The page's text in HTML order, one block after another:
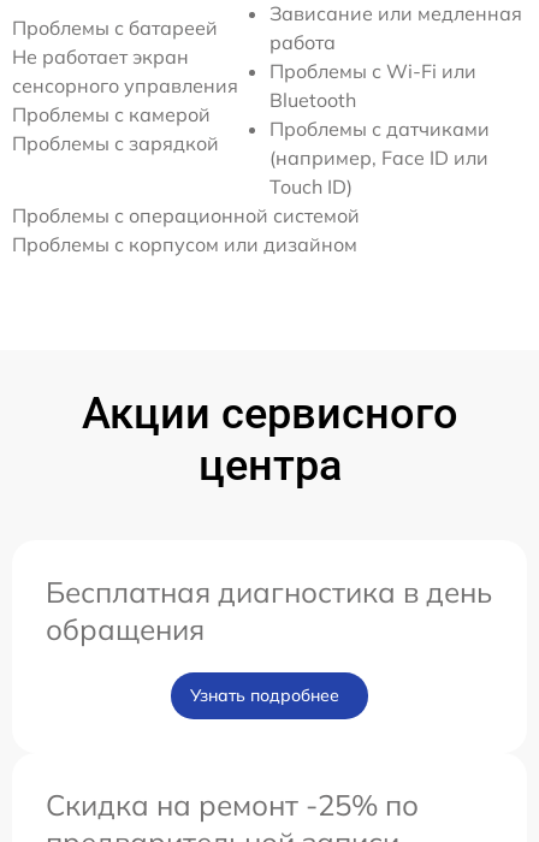
Проблемы с батареей
Не работает экран
сенсорного управления
Проблемы с камерой
Проблемы с зарядкой
Зависание или медленная
работа
Проблемы с Wi-Fi или
Bluetooth
Проблемы с датчиками
(например, Face ID или
Touch ID)
Проблемы с операционной системой
Проблемы с корпусом или дизайном
Акции сервисного
центра
Бесплатная диагностика в день
обращения
Узнать подробнее
Скидка на ремонт -25% по